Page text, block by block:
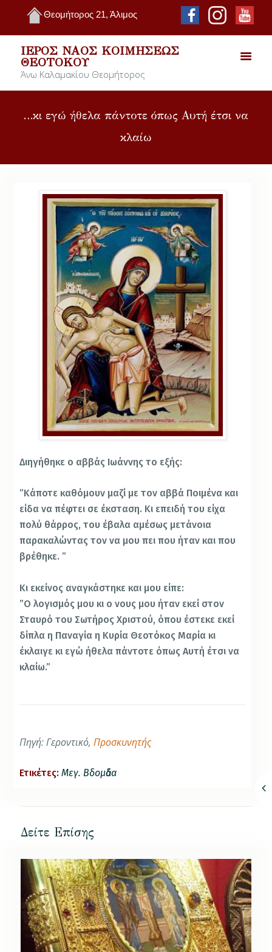
Θεομήτορος 21, Άλιμος
ΙΕΡΌΣ ΝΑΌΣ ΚΟΙΜΉΣΕΩΣ
ΘΕΟΤΌΚΟΥ
Άνω Καλαμακίου Θεομήτορος
…κι εγώ ήθελα πάντοτε όπως Αυτή έτσι να
κλαίω
Διηγήθηκε ο αββάς Ιωάννης το εξής:
”Κάποτε καθόμουν μαζί με τον αββά Ποιμένα και
είδα να πέφτει σε έκσταση. Κι επειδή του είχα
πολύ θάρρος, του έβαλα αμέσως μετάνοια
παρακαλώντας τον να μου πει που ήταν και που
βρέθηκε. ”
Κι εκείνος αναγκάστηκε και μου είπε:
”Ο λογισμός μου κι ο νους μου ήταν εκεί στον
Σταυρό του Σωτήρος Χριστού, όπου έστεκε εκεί
δίπλα η Παναγία η Κυρία Θεοτόκος Μαρία κι
έκλαιγε κι εγώ ήθελα πάντοτε όπως Αυτή έτσι να
κλαίω.”
Πηγή: Γεροντικό,Προσκυνητής
Ετικέτες: Μεγ. Βδομἀδα
Δείτε Επίσης